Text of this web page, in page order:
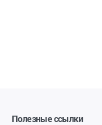
Полезные ссылки